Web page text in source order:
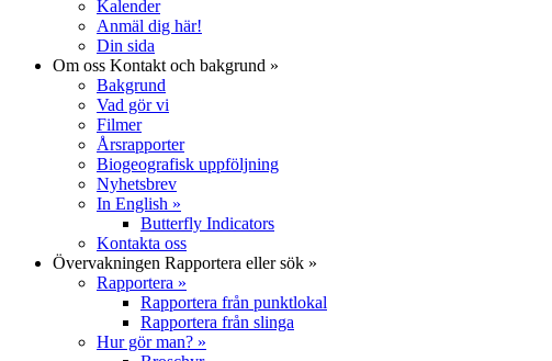
Kalender
Anmäl dig här!
Din sida
Om oss Kontakt och bakgrund »
Bakgrund
Vad gör vi
Filmer
Årsrapporter
Biogeografisk uppföljning
Nyhetsbrev
In English »
Butterfly Indicators
Kontakta oss
Övervakningen Rapportera eller sök »
Rapportera »
Rapportera från punktlokal
Rapportera från slinga
Hur gör man? »